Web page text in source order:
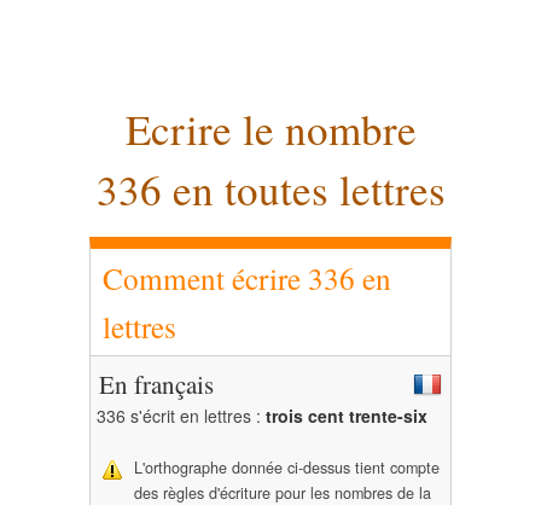
Ecrire le nombre
336 en toutes lettres
Comment écrire 336 en
lettres
En français
336 s'écrit en lettres : trois cent trente-six
L'orthographe donnée ci-dessus tient compte
des règles d'écriture pour les nombres de la